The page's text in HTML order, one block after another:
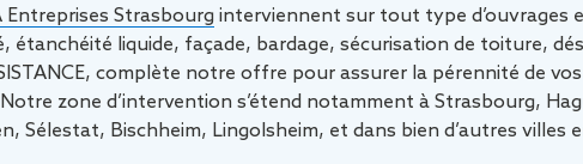
Entreprises Strasbourg interviennent sur tout type d’ouvrages
étanchéité liquide, façade, bardage, sécurisation de toiture,
complète notre offre pour assurer la pérennité de
Notre zone d’intervention s’étend notamment à Strasbourg,
Sélestat, Bischheim, Lingolsheim, et dans bien d’autres villes